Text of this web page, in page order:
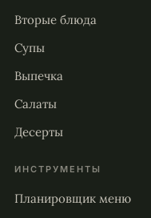
Вторые блюда
Супы
Выпечка
Салаты
Десерты
ИНСТРУМЕНТЫ
Планировщик меню